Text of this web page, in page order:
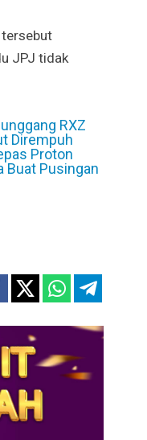
JPJ tidak
RXZ
Dirempuh
Proton
Buat Pusingan